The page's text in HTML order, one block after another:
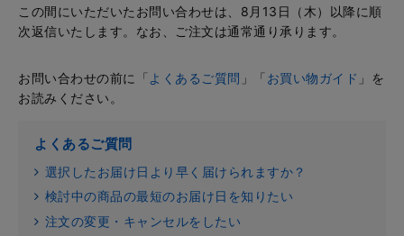
この間にいただいたお問い合わせは、8月13日（木）以降に順
次返信いたします。なお、ご注文は通常通り承ります。
お問い合わせの前に「よくあるご質問 」「お買い物ガイド 」を
お読みください。
よくあるご質問
選択したお届け日より早く届けられますか？
検討中の商品の最短のお届け日を知りたい
注文の変更・キャンセルをしたい